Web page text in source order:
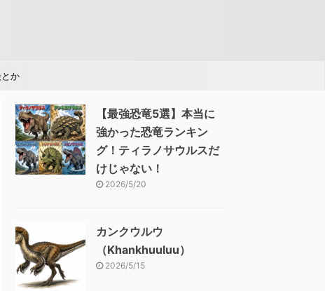
か
【最強恐竜5選】本当に
強かった恐竜ランキン
グ！ティラノサウルスだ
けじゃない！
2026/5/20
カンクウルウ
（Khankhuuluu）
2026/5/15